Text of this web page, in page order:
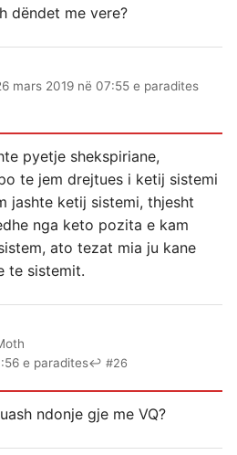
dëndet me vere?
mars 2019 në 07:55 e paradites
pyetje shekspiriane,
te jem drejtues i ketij sistemi
jashte ketij sistemi, thjesht
nga keto pozita e kam
ato tezat mia ju kane
te sistemit.
e paradites↩ #26
ndonje gje me VQ?